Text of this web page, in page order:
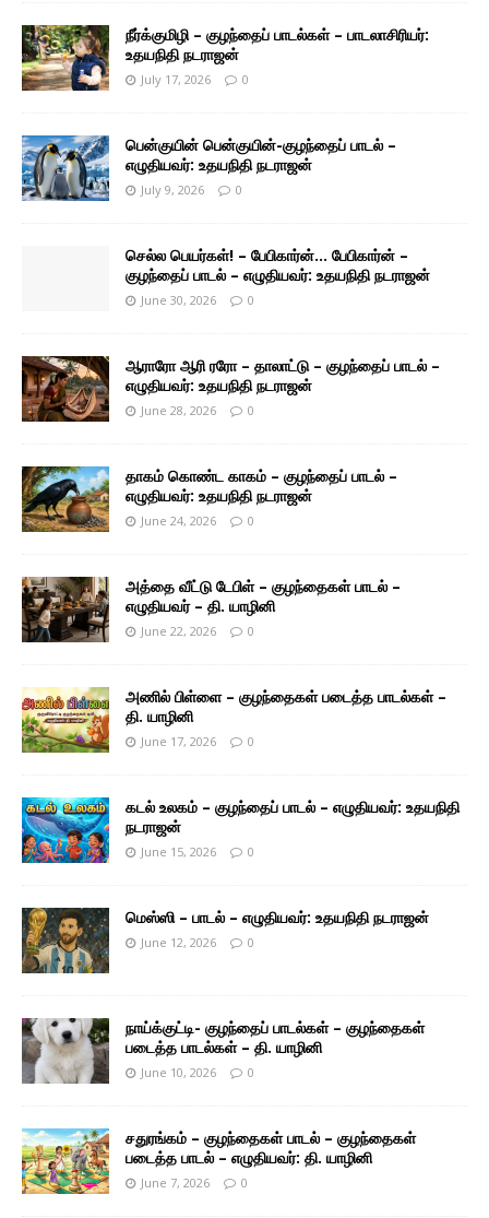
நீர்க்குமிழி – குழந்தைப் பாடல்கள் – பாடலாசிரியர்:
உதயநிதி நடராஜன்
July 17, 2026 0
பென்குயின் பென்குயின்-குழந்தைப் பாடல் –
எழுதியவர்: உதயநிதி நடராஜன்
July 9, 2026 0
செல்ல பெயர்கள்! – பேபிகார்ன்… பேபிகார்ன் –
குழந்தைப் பாடல் – எழுதியவர்: உதயநிதி நடராஜன்
June 30, 2026 0
ஆராரோ ஆரி ரரோ – தாலாட்டு – குழந்தைப் பாடல் –
எழுதியவர்: உதயநிதி நடராஜன்
June 28, 2026 0
தாகம் கொண்ட காகம் – குழந்தைப் பாடல் –
எழுதியவர்: உதயநிதி நடராஜன்
June 24, 2026 0
அத்தை வீட்டு டேபிள் – குழந்தைகள் பாடல் –
எழுதியவர் – தி. யாழினி
June 22, 2026 0
அணில் பிள்ளை – குழந்தைகள் படைத்த பாடல்கள் –
தி. யாழினி
June 17, 2026 0
கடல் உலகம் – குழந்தைப் பாடல் – எழுதியவர்: உதயநிதி
நடராஜன்
June 15, 2026 0
மெஸ்ஸி – பாடல் – எழுதியவர்: உதயநிதி நடராஜன்
June 12, 2026 0
நாய்க்குட்டி- குழந்தைப் பாடல்கள் – குழந்தைகள்
படைத்த பாடல்கள் – தி. யாழினி
June 10, 2026 0
சதுரங்கம் – குழந்தைகள் பாடல் – குழந்தைகள்
படைத்த பாடல் – எழுதியவர்: தி. யாழினி
June 7, 2026 0